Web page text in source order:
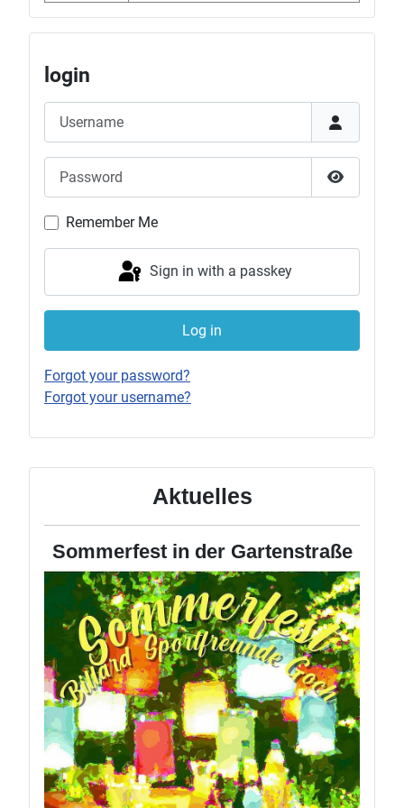
Aktuelles
Sommerfest in der Gartenstraße
login
Show
Remember Me
Sign in with a passkey
Log in
Forgot your password?
Forgot your username?